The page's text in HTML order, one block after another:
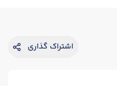
اشتراک گذاری